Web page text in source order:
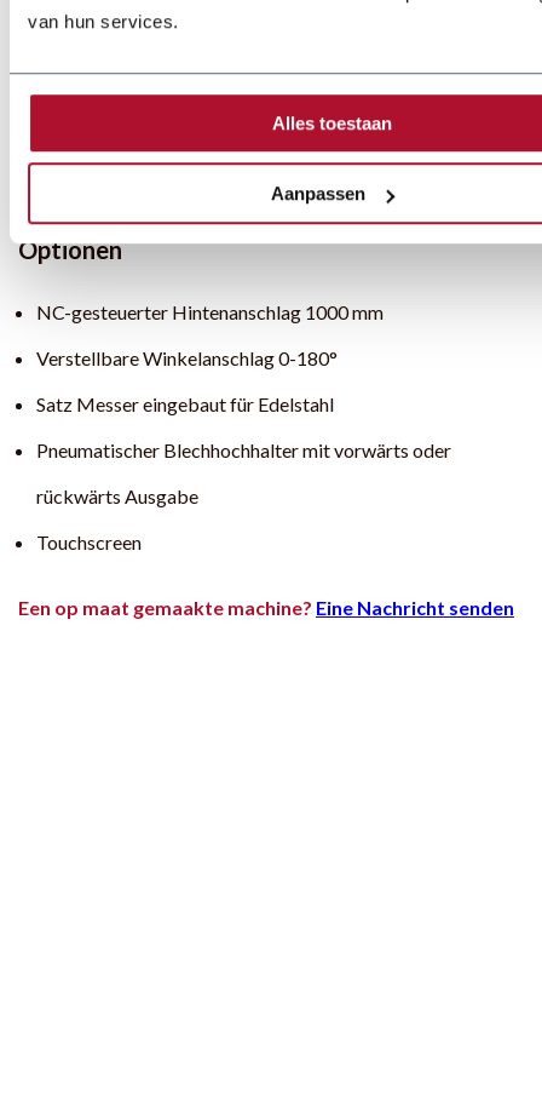
van hun services.
Alles toestaan
Aanpassen
Optionen
NC-gesteuerter Hintenanschlag 1000 mm
Verstellbare Winkelanschlag 0-180°
Satz Messer eingebaut für Edelstahl
Pneumatischer Blechhochhalter mit vorwärts oder
rückwärts Ausgabe
Touchscreen
Een op maat gemaakte machine? Eine Nachricht senden